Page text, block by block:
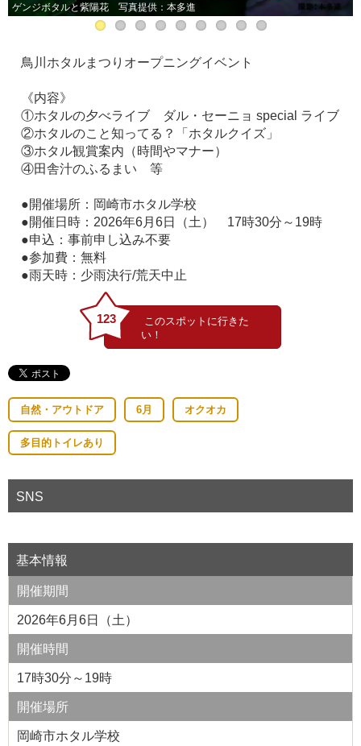
ゲンジボタルと紫陽花 写真提供：本多進
鳥川ホタルまつりオープニングイベント
《内容》
①ホタルの夕べライブ ダル・セーニョ special ライブ
②ホタルのこと知ってる？「ホタルクイズ」
③ホタル観賞案内（時間やマナー）
④田舎汁のふるまい 等
●開催場所：岡崎市ホタル学校
●開催日時：2026年6月6日（土） 17時30分～19時
●申込：事前申し込み不要
●参加費：無料
●雨天時：少雨決行/荒天中止
123
自然・アウトドア 6月 オクオカ
多目的トイレあり
SNS
基本情報
開催期間
2026年6月6日（土）
開催時間
17時30分～19時
開催場所
岡崎市ホタル学校